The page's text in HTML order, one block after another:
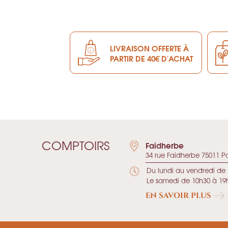
LIVRAISON OFFERTE À
PARTIR DE 40€ D'ACHAT
COMPTOIRS Faidherbe
34 rue Faidherbe 75011
Du lundi au vendredi de
Le samedi de 10h30 à
EN SAVOIR PLUS